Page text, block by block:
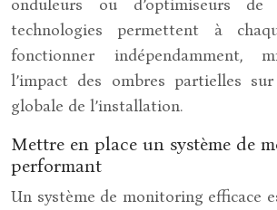
onduleurs ou d’optimiseurs de
technologies permettent à
fonctionner indépendamment,
l’impact des ombres partielles
globale de l’installation.
Mettre en place un système de
performant
Un système de monitoring efficace